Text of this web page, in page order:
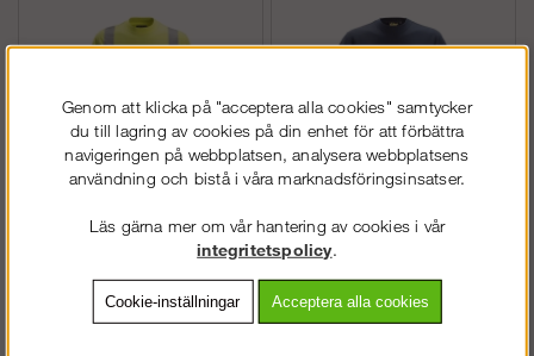
Långärmad T-shirt Kl3
PW Varselgul Stl: XS
Kortärmad T-shirt PW
Marin Stl: XS
Genom att klicka på "acceptera alla cookies" samtycker
du till lagring av cookies på din enhet för att förbättra
navigeringen på webbplatsen, analysera webbplatsens
användning och bistå i våra marknadsföringsinsatser.
Läs gärna mer om vår hantering av cookies i vår
integritetspolicy.
Cookie-inställningar Acceptera alla cookies